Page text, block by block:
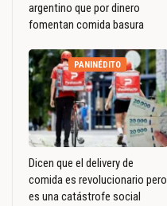
argentino que por dinero
fomentan comida basura
PANINÉDITO
Dicen que el delivery de
comida es revolucionario pero
es una catástrofe social